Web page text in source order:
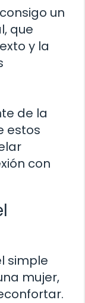
un
que
y la
de la
estos
con
simple
mujer,